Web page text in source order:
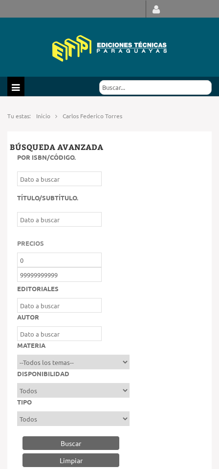
Tu estas: Inicio Carlos Federico Torres
BÚSQUEDA AVANZADA
POR ISBN/CÓDIGO.
TÍTULO/SUBTÍTULO.
PRECIOS
EDITORIALES
AUTOR
MATERIA
DISPONIBILIDAD
TIPO
Buscar